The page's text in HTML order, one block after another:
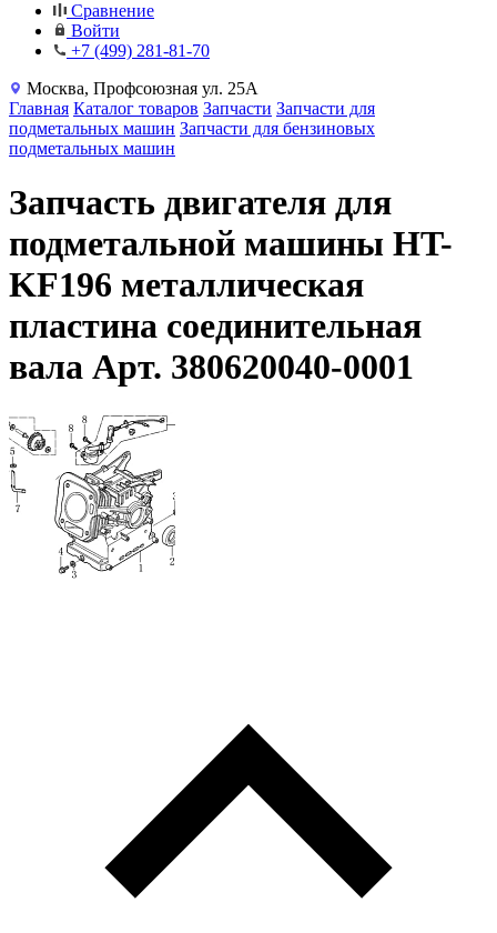
Сравнение
Войти
+7 (499) 281-81-70
Москва, Профсоюзная ул. 25А
Главная Каталог товаров Запчасти Запчасти для
подметальных машин Запчасти для бензиновых
подметальных машин
Запчасть двигателя для
подметальной машины HT-
KF196 металлическая
пластина соединительная
вала Арт. 380620040-0001